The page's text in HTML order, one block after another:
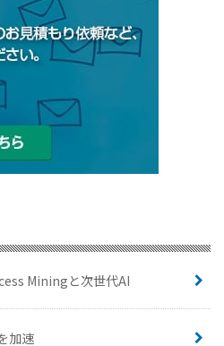
Miningと次世代AI
加速